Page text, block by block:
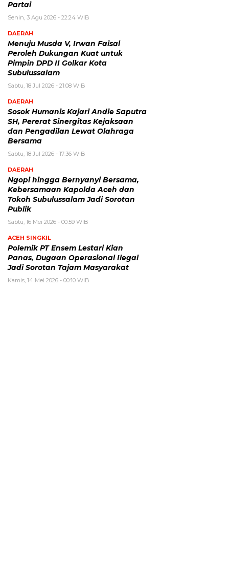
Partai
Senin, 3 Agu 2026 - 22:24 WIB
DAERAH
Menuju Musda V, Irwan Faisal
Peroleh Dukungan Kuat untuk
Pimpin DPD II Golkar Kota
Subulussalam
Sabtu, 18 Jul 2026 - 21:08 WIB
DAERAH
Sosok Humanis Kajari Andie Saputra
SH, Pererat Sinergitas Kejaksaan
dan Pengadilan Lewat Olahraga
Bersama
Sabtu, 18 Jul 2026 - 17:36 WIB
DAERAH
Ngopi hingga Bernyanyi Bersama,
Kebersamaan Kapolda Aceh dan
Tokoh Subulussalam Jadi Sorotan
Publik
Sabtu, 16 Mei 2026 - 00:59 WIB
ACEH SINGKIL
Polemik PT Ensem Lestari Kian
Panas, Dugaan Operasional Ilegal
Jadi Sorotan Tajam Masyarakat
Kamis, 14 Mei 2026 - 00:10 WIB